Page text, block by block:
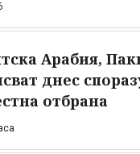
Арабия,
днес
отбрана